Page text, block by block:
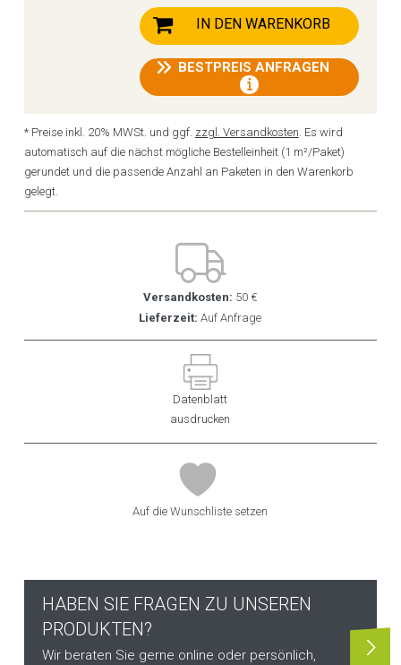
IN DEN WARENKORB
BESTPREIS ANFRAGEN
* Preise inkl. 20% MWSt. und ggf. zzgl. Versandkosten . Es wird
automatisch auf die nächst mögliche Bestelleinheit (1 m²/Paket)
gerundet und die passende Anzahl an Paketen in den Warenkorb
gelegt.
Versandkosten: 50 €
Lieferzeit: Auf Anfrage
Datenblatt
ausdrucken
Auf die Wunschliste setzen
HABEN SIE FRAGEN ZU UNSEREN
PRODUKTEN?
Wir beraten Sie gerne online oder persönlich,